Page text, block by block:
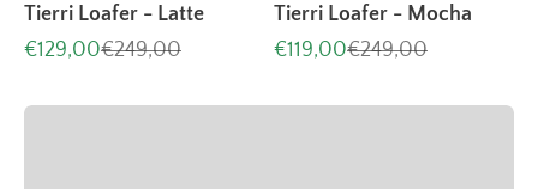
Tierri Loafer - Latte
Aanbiedingsprijs
€129,00Normale prijs
€249,00
Tierri Loafer - Mocha
Aanbiedingsprijs
€119,00Normale prijs
€249,00